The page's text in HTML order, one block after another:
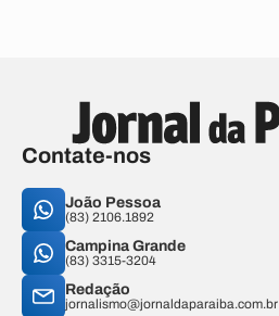
Contate-nos
João Pessoa
(83) 2106.1892
Campina Grande
(83) 3315-3204
Redação
jornalismo@jornaldaparaiba.com.br